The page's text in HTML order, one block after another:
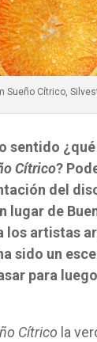
Sueño Cítrico,
sentido
Cítrico?
del
lugar de
los artistas
sido un
para
Cítrico la